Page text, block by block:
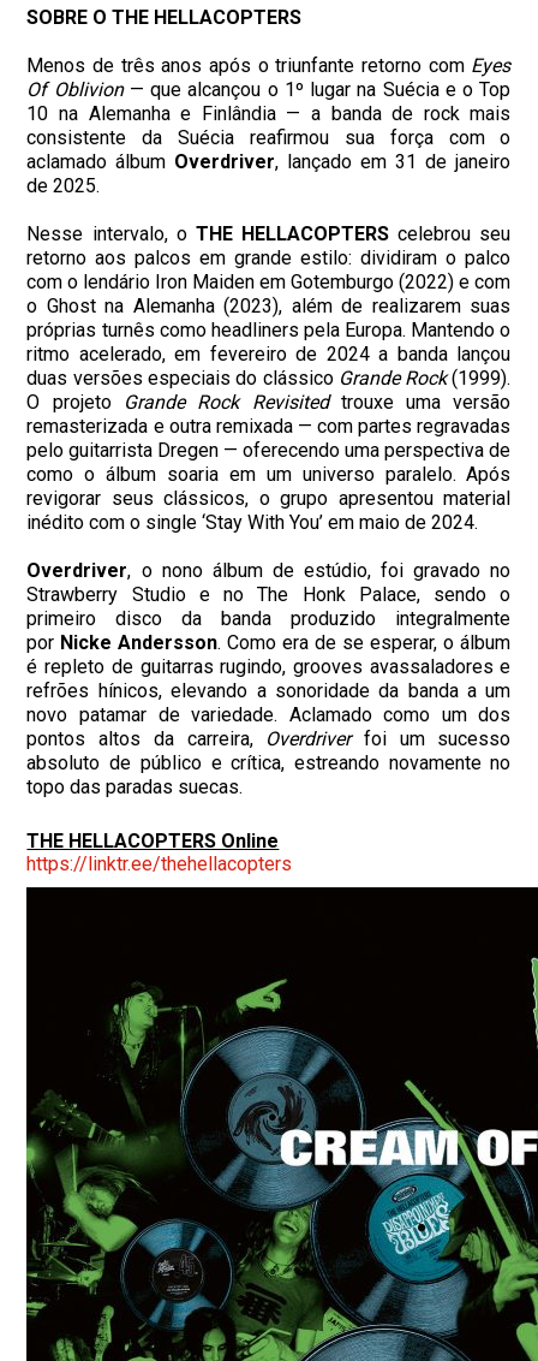
SOBRE O THE HELLACOPTERS
Menos de três anos após o triunfante retorno com Eyes
Of Oblivion— que alcançou o 1º lugar na Suécia e o Top
10 na Alemanha e Finlândia — a banda de rock mais
consistente da Suécia reafirmou sua força com o
aclamado álbum Overdriver, lançado em 31 de janeiro
de 2025.
Nesse intervalo, o THE HELLACOPTERS celebrou seu
retorno aos palcos em grande estilo: dividiram o palco
com o lendário Iron Maiden em Gotemburgo (2022) e com
o Ghost na Alemanha (2023), além de realizarem suas
próprias turnês como headliners pela Europa. Mantendo o
ritmo acelerado, em fevereiro de 2024 a banda lançou
duas versões especiais do clássico Grande Rock(1999).
O projeto
Grande Rock Revisitedtrouxe uma versão
remasterizada e outra remixada — com partes regravadas
pelo guitarrista Dregen — oferecendo uma perspectiva de
como o álbum soaria em um universo paralelo. Após
revigorar seus clássicos, o grupo apresentou material
inédito com o single ‘Stay With You’ em maio de 2024.
Overdriver, o nono álbum de estúdio, foi gravado no
Strawberry Studio e no The Honk Palace, sendo o
primeiro disco da banda produzido integralmente
por Nicke Andersson. Como era de se esperar, o álbum
é repleto de guitarras rugindo, grooves avassaladores e
refrões hínicos, elevando a sonoridade da banda a um
novo patamar de variedade. Aclamado como um dos
pontos altos da carreira, Overdriverfoi um sucesso
absoluto de público e crítica, estreando novamente no
topo das paradas suecas.
THE HELLACOPTERS Online
https://linktr.ee/thehellacopters